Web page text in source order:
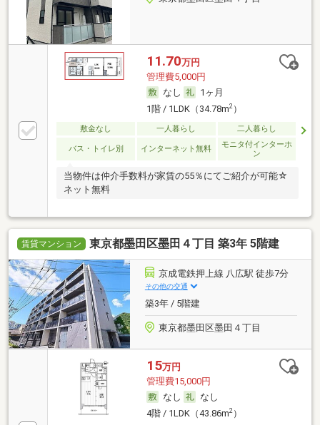
11.70万円
管理費5,000円
なし
1ヶ月
1階 / 1LDK（34.78m2）
敷金なし 一人暮らし 二人暮らし
バス・トイレ別 インターネット無料
モニタ付インターホ
ン
当物件は仲介手数料が家賃の55％にてご紹介が可能☆
ネット無料
賃貸マンション 東京都墨田区墨田４丁目 築3年 5階建
京成電鉄押上線 八広駅 徒歩7分
その他の交通
築3年 / 5階建
東京都墨田区墨田４丁目
15万円
管理費15,000円
なし
なし
4階 / 1LDK（43.86m2）